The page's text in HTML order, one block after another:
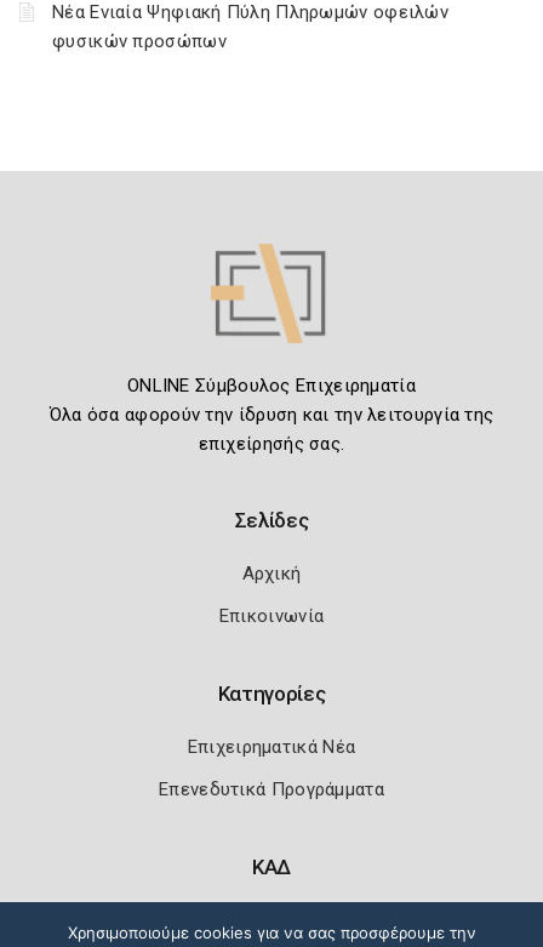
Νέα Ενιαία Ψηφιακή Πύλη Πληρωμών οφειλών
φυσικών προσώπων
ONLINE Σύμβουλος Επιχειρηματία
Όλα όσα αφορούν την ίδρυση και την λειτουργία της
επιχείρησής σας.
Σελίδες
Αρχική
Επικοινωνία
Κατηγορίες
Επιχειρηματικά Νέα
Επενεδυτικά Προγράμματα
ΚΑΔ
Χρησιμοποιούμε cookies για να σας προσφέρουμε την